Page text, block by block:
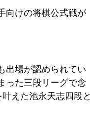
向けの将棋公式戦が
出場が認められてい
った三段リーグで念
えた池永天志四段と